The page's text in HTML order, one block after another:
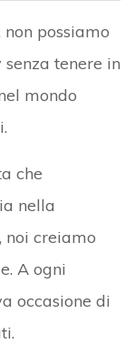
possiamo
tenere in
mondo
che
nella
, noi creiamo
A ogni
occasione di